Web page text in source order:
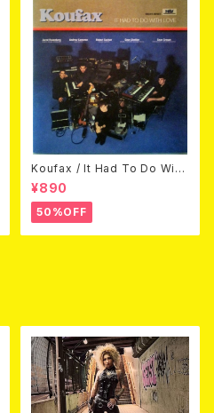
Koufax / It Had To Do With
Love (CD)
¥890
50%OFF